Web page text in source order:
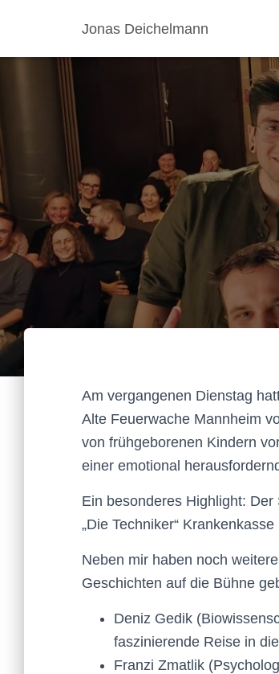
Jonas Deichelmann
Am vergangenen Dienstag
Alte Feuerwache Mannheim
von frühgeborenen Kindern
einer emotional
Ein besonderes Highlight:
„Die Techniker“
Neben mir haben noch
Geschichten auf die Bühne
Deniz Gedik
faszinierende Reise in
Franzi Zmatlik